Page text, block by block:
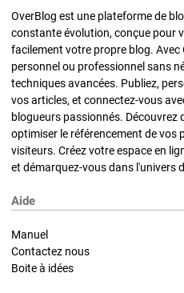
OverBlog est une plateforme de
constante évolution, conçue pour
facilement votre propre blog. Avec
personnel ou professionnel sans
techniques avancées. Publiez,
vos articles, et connectez-vous
blogueurs passionnés.
optimiser le référencement de vos
visiteurs. Créez votre espace en
et démarquez-vous dans l'univers
Aide
Manuel
Contactez nous
Boite à idées